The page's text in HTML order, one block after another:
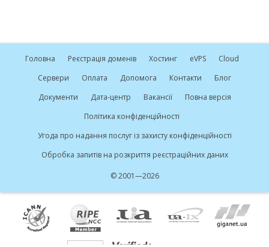
Головна Реєстрація доменів Хостинг eVPS
Cloud
Сервери
Оплата Допомога Контакти
Блог
Документи
Дата-центр Вакансії
Повна версія
Політика конфіденційності
Угода про надання послуг із захисту конфіденційності
Обробка запитів на розкриття реєстраційних даних
© 2001—2026